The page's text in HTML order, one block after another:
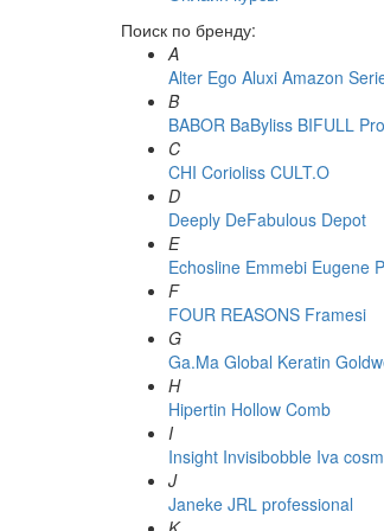
Поиск по бренду:
A
Alter Ego Aluxi Amazon
B
BABOR BaByliss BIFULL
C
CHI Corioliss CULT.O
D
Deeply DeFabulous Depot
E
Echosline Emmebi Eugene
F
FOUR REASONS Framesi
G
Ga.Ma Global Keratin
H
Hipertin Hollow Comb
I
Insight Invisibobble Iva
J
Janeke JRL professional